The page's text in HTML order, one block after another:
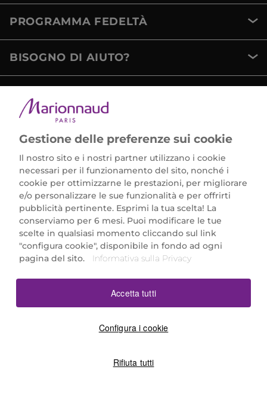
PROGRAMMA FEDELTÀ
BISOGNO DI AIUTO?
Marionnaud Parfumeries Italia S.r.l.
Largo Fiera Milano 5, 20017 Rho (MI)
REA Milano 1650024 con P.IVA 13425220152.
SCARICA LA NOSTRA APP
Gestione delle preferenze sui cookie
Il nostro sito e i nostri partner utilizzano i cookie
necessari per il funzionamento del sito, nonché i
cookie per ottimizzarne le prestazioni, per migliorare
e/o personalizzare le sue funzionalità e per offrirti
pubblicità pertinente. Esprimi la tua scelta! La
conserviamo per 6 mesi. Puoi modificare le tue
scelte in qualsiasi momento cliccando sul link
"configura cookie", disponibile in fondo ad ogni
pagina del sito.
Informativa sulla Privacy
Configura i cookie
Rifiuta tutti
Accetta tutti